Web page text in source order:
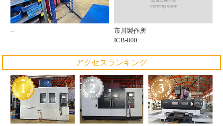
--
市川製作所
ICB-800
アクセスランキング